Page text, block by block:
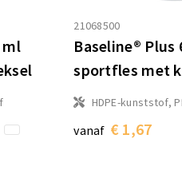
ml
21068500
Baseline® Plus
sportfles met
HDPE-kunststof,
vanaf € 1,67